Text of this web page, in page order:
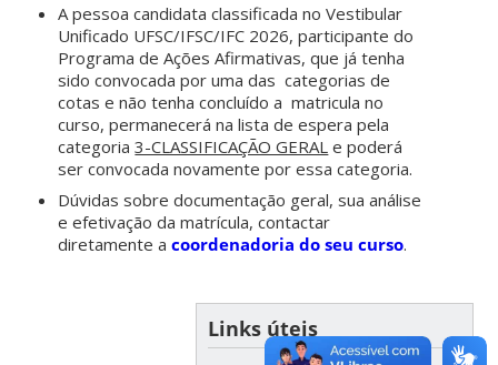
A pessoa candidata classificada no Vestibular
Unificado UFSC/IFSC/IFC 2026, participante do
Programa de Ações Afirmativas, que já tenha
sido convocada por uma das categorias de
cotas e não tenha concluído a matricula no
curso, permanecerá na lista de espera pela
categoria3-CLASSIFICAÇÃO GERAL e poderá
ser convocada novamente por essa categoria.
Dúvidas sobre documentação geral, sua análise
e efetivação da matrícula, contactar
diretamente acoordenadoria do seu curso.
Links úteis